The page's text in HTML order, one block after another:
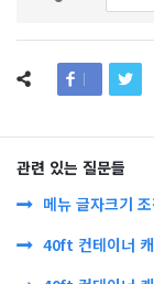
관련 있는 질문들
메뉴 글자크기
40ft 컨테이너